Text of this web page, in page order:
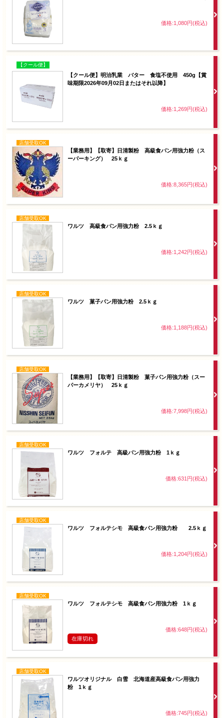
価格:1,080円(税込)
【クール便】
【クール便】明治乳業 バター 食塩不使用 450g【賞
味期限2026年09月02日またはそれ以降】
価格:1,269円(税込)
店舗受取OK
【業務用】【取寄】日清製粉 高級食パン用強力粉（ス
ーパーキング） 25ｋｇ
価格:8,365円(税込)
店舗受取OK
ワルツ 高級食パン用強力粉 2.5ｋｇ
価格:1,242円(税込)
店舗受取OK
ワルツ 菓子パン用強力粉 2.5ｋｇ
価格:1,188円(税込)
店舗受取OK
【業務用】【取寄】日清製粉 菓子パン用強力粉（スー
パーカメリヤ） 25ｋｇ
価格:7,998円(税込)
店舗受取OK
ワルツ フォルテ 高級パン用強力粉 1ｋｇ
価格:631円(税込)
店舗受取OK
ワルツ フォルテシモ 高級食パン用強力粉 2.5ｋｇ
価格:1,204円(税込)
店舗受取OK
ワルツ フォルテシモ 高級食パン用強力粉 1ｋｇ
価格:648円(税込)
在庫切れ
店舗受取OK
ワルツオリジナル 白雪 北海道産高級食パン用強力
粉 1ｋｇ
価格:745円(税込)